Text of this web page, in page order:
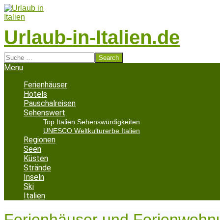
Skip
to
Urlaub-in-Italien.de
Search
Secondary
Menu
Ferienhäuser
Hotels
Pauschalreisen
Sehenswert
Top Italien Sehenswürdigkeiten
UNESCO Weltkulturerbe Italien
Regionen
Seen
Küsten
Strände
Inseln
Ski
Italien